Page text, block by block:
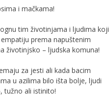
i mačkama!
tim životinjama i ljudima koji
prema napuštenim
životinjsko – ljudska komuna!
za jesti ali kada bacim
u azilima bilo išta bolje, ljudi
tužno ali istinito!